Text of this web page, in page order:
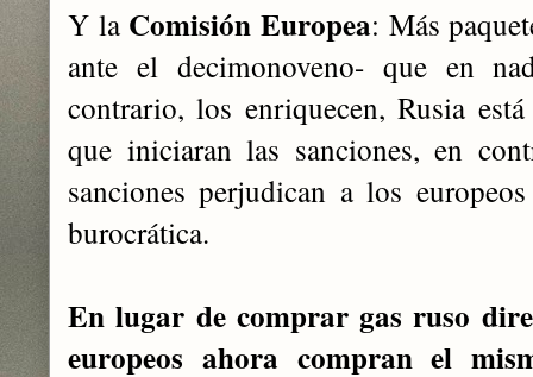
Y la Comisión Europea: Más
ante el decimonoveno- que en
contrario, los enriquecen, Rusia
que iniciaran las sanciones, en
sanciones perjudican a los
burocrática.
En lugar de comprar gas ruso
europeos ahora compran el